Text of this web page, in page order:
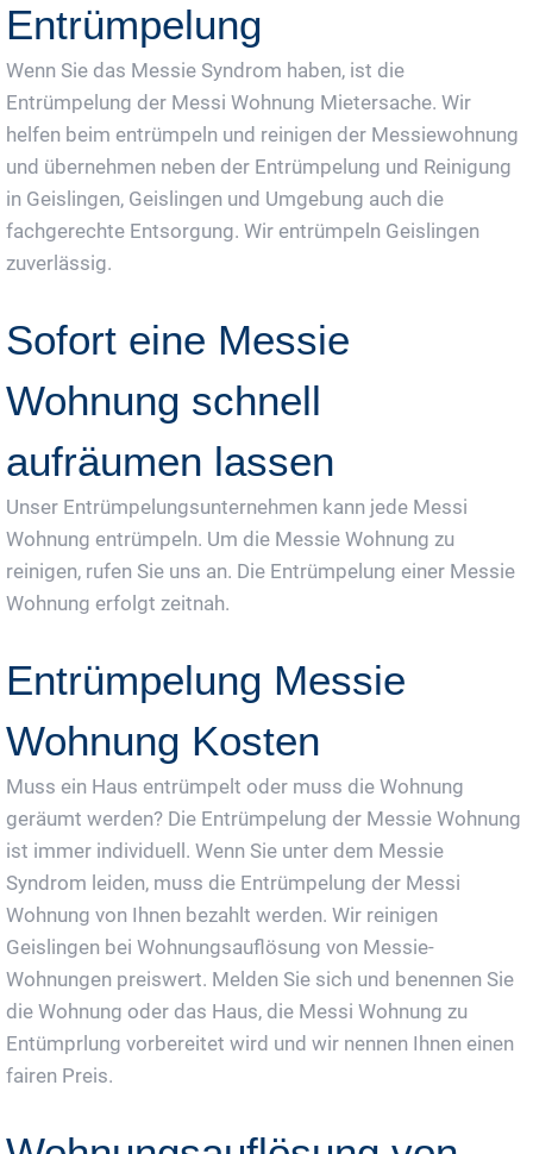
Entrümpelung
Wenn Sie das Messie Syndrom haben, ist die
Entrümpelung der Messi Wohnung Mietersache. Wir
helfen beim entrümpeln und reinigen der Messiewohnung
und übernehmen neben der Entrümpelung und Reinigung
in Geislingen, Geislingen und Umgebung auch die
fachgerechte Entsorgung. Wir entrümpeln Geislingen
zuverlässig.
Sofort eine Messie
Wohnung schnell
aufräumen lassen
Unser Entrümpelungsunternehmen kann jede Messi
Wohnung entrümpeln. Um die Messie Wohnung zu
reinigen, rufen Sie uns an. Die Entrümpelung einer Messie
Wohnung erfolgt zeitnah.
Entrümpelung Messie
Wohnung Kosten
Muss ein Haus entrümpelt oder muss die Wohnung
geräumt werden? Die Entrümpelung der Messie Wohnung
ist immer individuell. Wenn Sie unter dem Messie
Syndrom leiden, muss die Entrümpelung der Messi
Wohnung von Ihnen bezahlt werden. Wir reinigen
Geislingen bei Wohnungsauflösung von Messie-
Wohnungen preiswert. Melden Sie sich und benennen Sie
die Wohnung oder das Haus, die Messi Wohnung zu
Entümprlung vorbereitet wird und wir nennen Ihnen einen
fairen Preis.